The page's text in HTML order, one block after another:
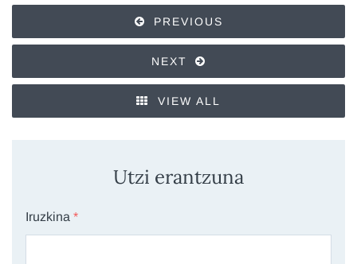
PREVIOUS
NEXT
VIEW ALL
Utzi erantzuna
Iruzkina *